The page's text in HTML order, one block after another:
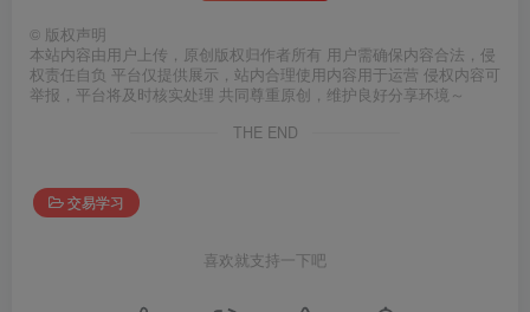
© 版权声明
本站内容由用户上传，原创版权归作者所有 用户需确保内容合法，侵
权责任自负 平台仅提供展示，站内合理使用内容用于运营 侵权内容可
举报，平台将及时核实处理 共同尊重原创，维护良好分享环境～
THE END
交易学习
喜欢就支持一下吧